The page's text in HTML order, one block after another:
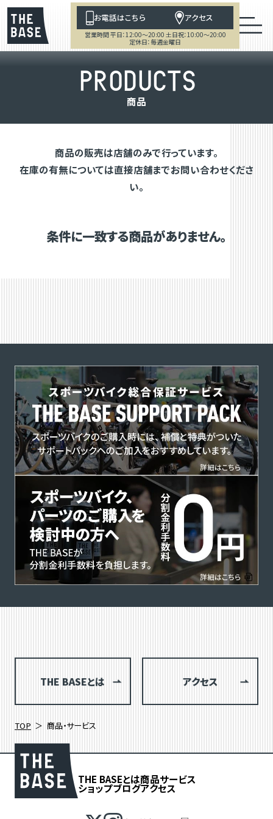
お電話はこちら アクセス
営業時間 平日：12:00～20:00 土日祝：10:00～20:00
定休日：毎週金曜日
PRODUCTS
商品
商品の販売は店舗のみで行っています。
在庫の有無については直接店舗までお問い合わせくださ
い。
条件に一致する商品がありません。
THE BASEとは アクセス
TOP 商品・サービス
THE BASEとは商品サービス
ショップブログアクセス